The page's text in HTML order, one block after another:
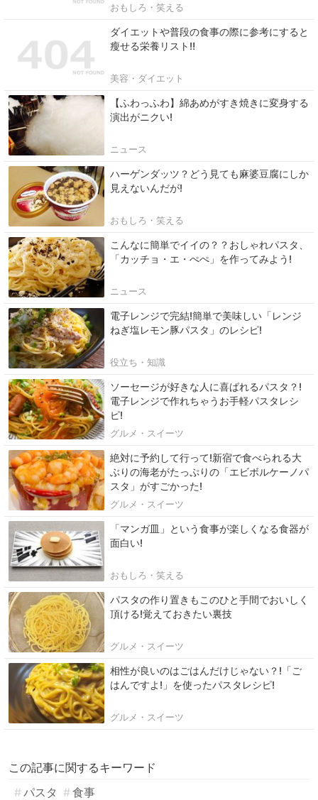
おもしろ・笑える
ダイエットや普段の食事の際に参考にすると
瘦せる栄養リスト‼
美容・ダイエット
【ふわっふわ】綿あめがすき焼きに変身する
演出がニクい!
ニュース
ハーゲンダッツ？どう見ても麻婆豆腐にしか
見えないんだが!
おもしろ・笑える
こんなに簡単でイイの？？おしゃれパスタ、
「カッチョ・エ・ぺぺ」を作ってみよう!
ニュース
電子レンジで完結!簡単で美味しい「レンジ
ねぎ塩レモン豚パスタ」のレシピ!
役立ち・知識
ソーセージが好きな人に喜ばれるパスタ？!
電子レンジで作れちゃうお手軽パスタレシ
ピ!
グルメ・スイーツ
絶対に予約して行って!新宿で食べられる大
ぶりの海老がたっぷりの「エビボルケーノパ
スタ」がすごかった!
グルメ・スイーツ
「マンガ皿」という食事が楽しくなる食器が
面白い!
おもしろ・笑える
パスタの作り置きもこのひと手間でおいしく
頂ける!覚えておきたい裏技
グルメ・スイーツ
相性が良いのはごはんだけじゃない？!「ご
はんですよ!」を使ったパスタレシピ!
グルメ・スイーツ
この記事に関するキーワード
パスタ
食事